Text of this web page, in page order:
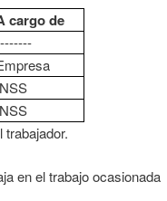
cargo de
en el trabajo ocasionada